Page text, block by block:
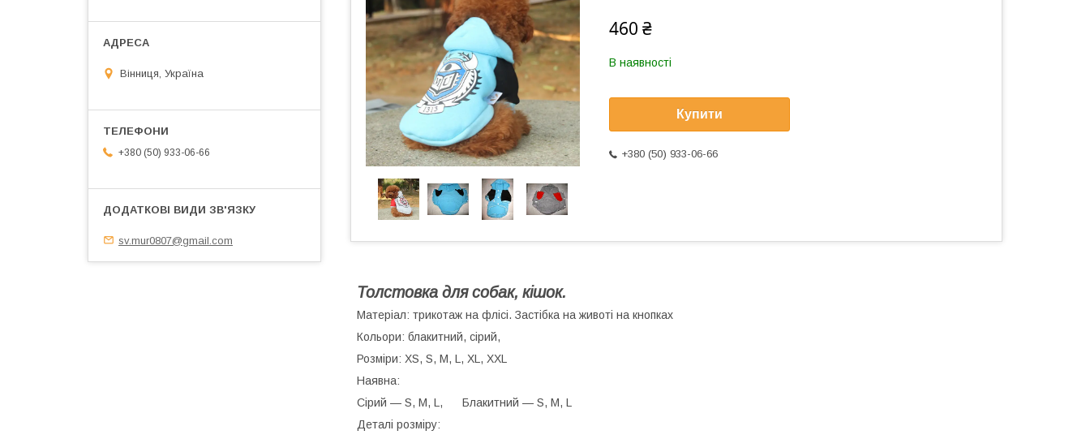
460 ₴
В наявності
Купити
+380 (50) 933-06-66
Толстовка для собак, кішок.
Матеріал: трикотаж на флісі. Застібка на животі на кнопках
Кольори: блакитний, сірий,
Розміри: XS, S, M, L, XL, XXL
Наявна:
Сірий — S, M, L, Блакитний — S, M, L
Деталі розміру:
Вінниця, Україна
+380 (50) 933-06-66
sv.mur0807@gmail.com